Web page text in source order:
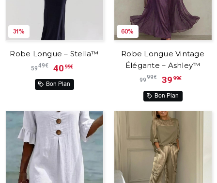
31%
Robe Longue – Stella™
5949€ 40 99€
Bon Plan
60%
Robe Longue Vintage
Élégante – Ashley™
9999€ 39 99€
Bon Plan